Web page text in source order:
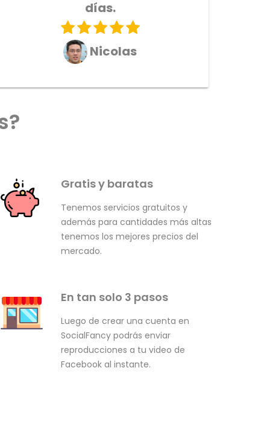
días.
Nicolas
Gratis y baratas
Tenemos servicios gratuitos y
además para cantidades más altas
tenemos los mejores precios del
mercado.
En tan solo 3 pasos
Luego de crear una cuenta en
SocialFancy podrás enviar
reproducciones a tu video de
Facebook al instante.